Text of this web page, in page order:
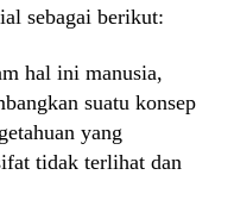
sebagai berikut:
hal ini manusia,
suatu konsep
yang
tidak terlihat dan